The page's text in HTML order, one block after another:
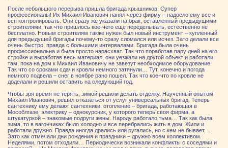
После небольшого перерыва пришла бригада крышников. Супер
профессионалы! Их Михаил Иванович нанял через фирму – надоело ему все и
вся контролировать. Они сразу же указали на брак, оставленный предыдущими
строителями, так что пришлось кое-чего еще переделывать, естественно не
бесплатно. Новым строителям также нужен был новый инструмент – купленный
для предыдущей бригады почему-то сразу сломался или исчез. Зато делали все
очень быстро, правда с большими интервалами. Бригада была очень
профессиональна и была просто нарасхват. Так что поработав пару дней на его
стройке и выработав весь материал, они уезжали на другой объект и работали
там, пока на дом к Михаил Ивановичу не завезут необходимое оборудование.
Так что со сроками сдачи кровли немного затянули… Тут, конечно и погода
немного подвела – снег в ноябре рано пошел. Так что кое-что по кровле не
доделали и решили оставить на следующий год.
Чтобы зря время не терять, зимой решили делать отделку. Наученный опытом
Михаил Иванович, решил отказаться от услуг универсальных бригад. Теперь
сантехнику ему делают сантехники, отопление – бригада, работающая в
Мособлгазе, электрику – однокурсник, у которого теперь своя фирма, а
штукатуркой – знакомые подруги жены. Народу работало тьма… Так как была
зима, то в вагончиках было холодно и все перебрались жить в дом. Жили и
работали дружно. Правда иногда дрались или ругались, но с кем не бывает…
Зато как отмечали дни рождения и праздники – дружно всем коллективом.
Неделями, потом отходили… Периодически возникали конфликты с соседями и